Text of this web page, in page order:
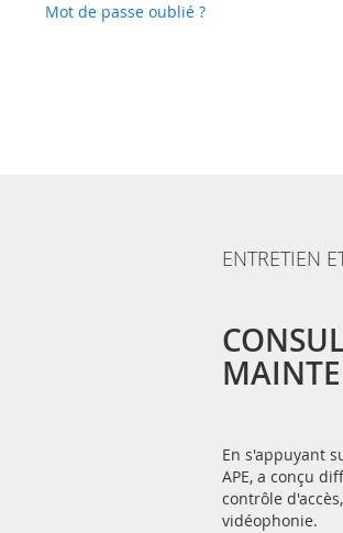
Mot de passe oublié ?
ENTRETIEN
En s'appuyant
APE, a conçu
contrôle
vidéophonie.